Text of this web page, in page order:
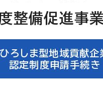
整備促進事業
ひろしま型地域貢献企
認定制度申請手続き